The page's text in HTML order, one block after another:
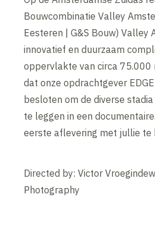
Bouwcombinatie Valley
Eesteren | G&S Bouw) Valley
innovatief en duurzaam
oppervlakte van circa 75.000
dat onze opdrachtgever
besloten om de diverse
te leggen in een
eerste aflevering met jullie te
Directed by: Victor
Photography